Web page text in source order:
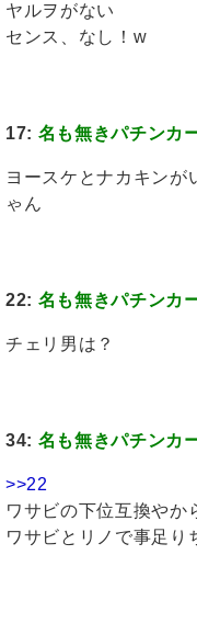
ヤルヲがない
センス、なし！w
17: 名も無きパチンカ
ヨースケとナカキンが
ゃん
22: 名も無きパチンカ
チェリ男は？
34: 名も無きパチンカ
>>22
ワサビの下位互換やか
ワサビとリノで事足り